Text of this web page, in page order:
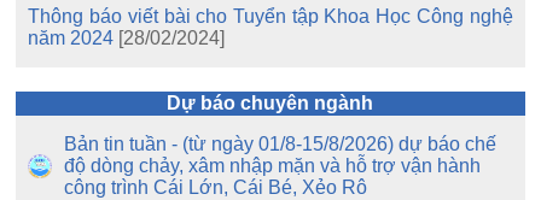
Thông báo viết bài cho Tuyển tập Khoa Học Công nghệ
năm 2024 [28/02/2024]
Dự báo chuyên ngành
Bản tin tuần - (từ ngày 01/8-15/8/2026) dự báo chế
độ dòng chảy, xâm nhập mặn và hỗ trợ vận hành
công trình Cái Lớn, Cái Bé, Xẻo Rô